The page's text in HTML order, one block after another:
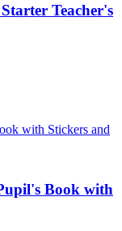
Teacher's
Book with